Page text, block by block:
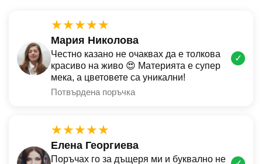
★★★★★
Мария Николова
Честно казано не очаквах да е толкова
красиво на живо 😍 Материята е супер
мека, а цветовете са уникални!
Потвърдена поръчка
✓
★★★★★
Елена Георгиева
Поръчах го за дъщеря ми и буквално не